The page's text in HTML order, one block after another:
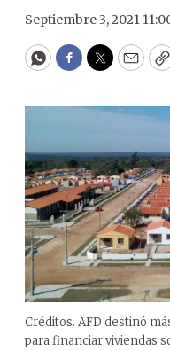
Septiembre 3, 2021
WhatsApp
Facebook
Twitter
Créditos. AFD destinó
para financiar viviendas